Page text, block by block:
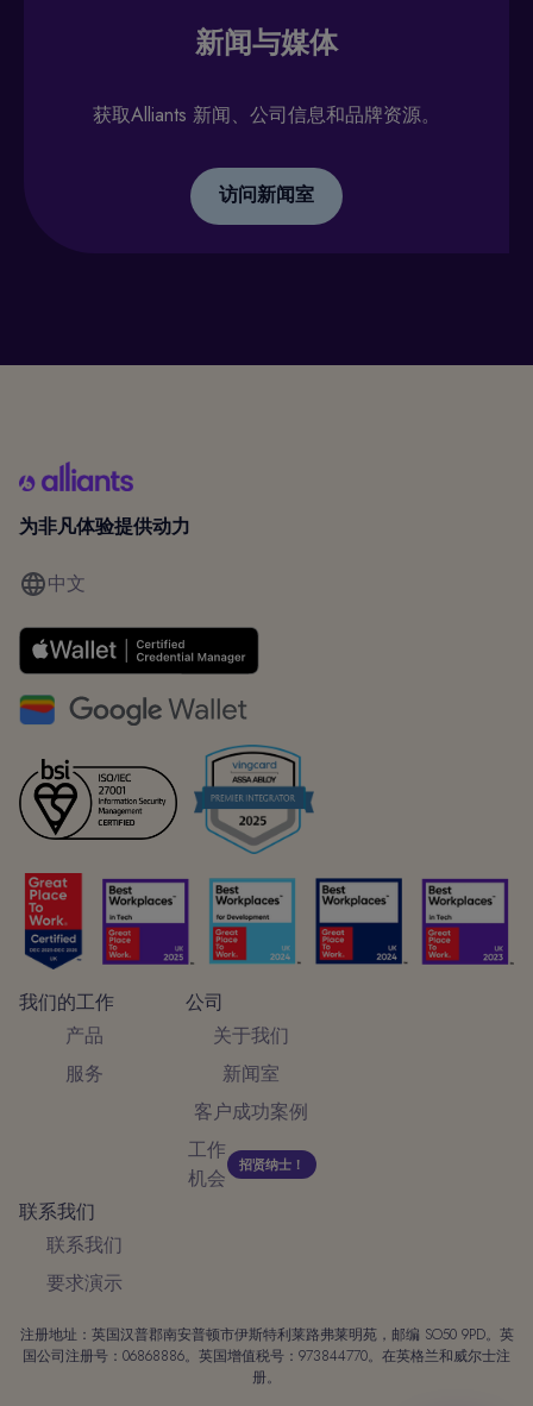
新闻与媒体
获取Alliants 新闻、公司信息和品牌资源。
访问新闻室
为非凡体验提供动力
中文
我们的工作
产品
服务
公司
关于我们
新闻室
客户成功案例
工作
机会
招贤纳士！
联系我们
联系我们
要求演示
注册地址：英国汉普郡南安普顿市伊斯特利莱路弗莱明苑，邮编 SO50 9PD。英
国公司注册号：06868886。英国增值税号：973844770。在英格兰和威尔士注
册。